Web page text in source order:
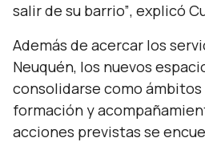
salir de su barrio”, explicó
Además de acercar los
Neuquén, los nuevos
consolidarse como
formación y
acciones previstas se